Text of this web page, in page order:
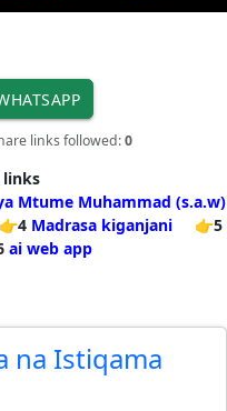
links followed:0
links
Mtume Muhammad (s.a.w)
👉4 Madrasa kiganjani
👉5
ai web app
na Istiqama